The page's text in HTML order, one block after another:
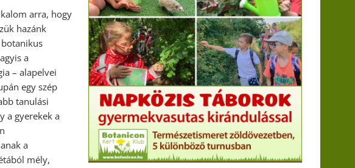
arra, hogy
hazánk
a
– alapelvei
egy szép
tanulási
a gyerekek a
a
mély,